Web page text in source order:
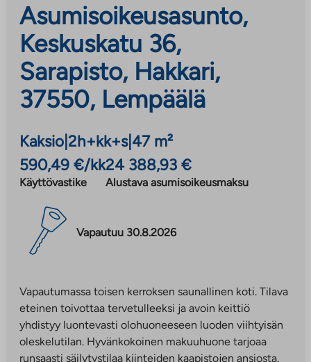
Asumisoikeusasunto,
Keskuskatu 36,
Sarapisto, Hakkari,
37550, Lempäälä
Kaksio 2h+kk+s| 47 m²
590,49 €/kk
Käyttövastike
24 388,93 €
Alustava asumisoikeusmaksu
Vapautuu 30.8.2026
Vapautumassa toisen kerroksen saunallinen koti. Tilava
eteinen toivottaa tervetulleeksi ja avoin keittiö
yhdistyy luontevasti olohuoneeseen luoden viihtyisän
oleskelutilan. Hyvänkokoinen makuuhuone tarjoaa
runsaasti säilytystilaa kiinteiden kaapistojen ansiosta.